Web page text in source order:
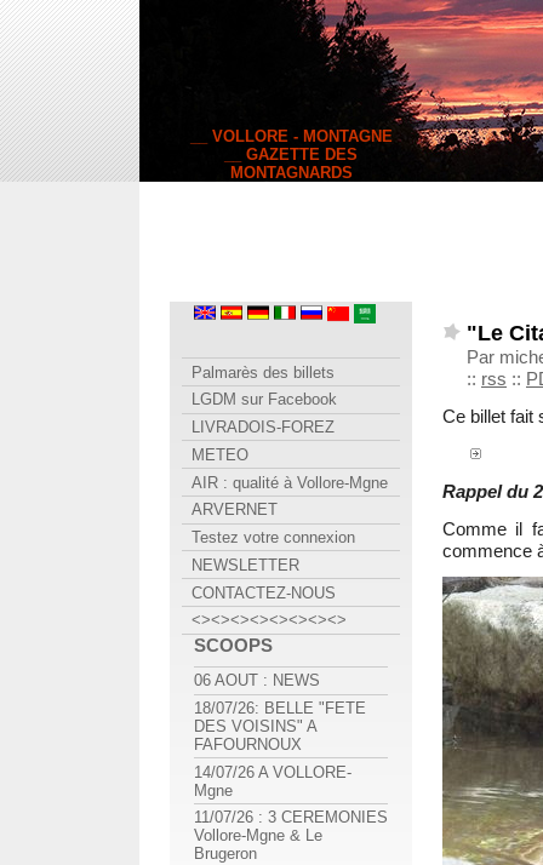
__ VOLLORE - MONTAGNE
__ GAZETTE DES
MONTAGNARDS
"Le
Par
:: rss ::
Ce billet fait
Rappel du
Comme il
commence
Palmarès des billets
LGDM sur Facebook
LIVRADOIS-FOREZ
METEO
AIR : qualité à Vollore-Mgne
ARVERNET
Testez votre connexion
NEWSLETTER
CONTACTEZ-NOUS
<><><><><><><><>
SCOOPS
06 AOUT : NEWS
18/07/26: BELLE "FETE
DES VOISINS" A
FAFOURNOUX
14/07/26 A VOLLORE-
Mgne
11/07/26 : 3 CEREMONIES
Vollore-Mgne & Le
Brugeron